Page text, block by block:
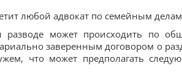
любой адвокат по семейным
может происходить по
заверенным договором о
что может предполагать